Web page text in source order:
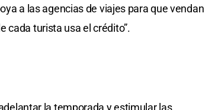
a las agencias de viajes para que vendan
cada turista usa el crédito”.
la temporada y estimular las